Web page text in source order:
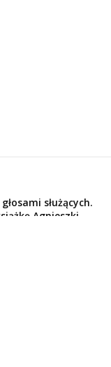
służących.
Agnieszki...